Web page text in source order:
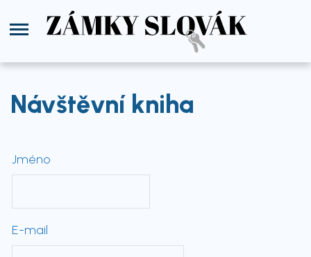
Návštěvní kniha
Jméno
E-mail